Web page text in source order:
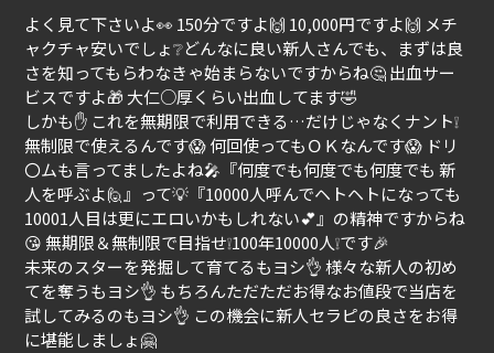
よく見て下さいよ👀 150分ですよ🙌 10,000円ですよ🙌 メチ
ャクチャ安いでしょ❔どんなに良い新人さんでも、まずは良
さを知ってもらわなきゃ始まらないですからね🤔 出血サー
ビスですよ🎁 大仁○厚くらい出血してます🤣
しかも✋ これを無期限で利用できる…だけじゃなくナント❕
無制限で使えるんです😱 何回使ってもＯＫなんです😱 ドリ
〇ムも言ってましたよね🎤『何度でも何度でも何度でも 新
人を呼ぶよ🙋』って💡『10000人呼んでヘトヘトになっても
10001人目は更にエロいかもしれない💕』の精神ですからね
😘 無期限＆無制限で目指せ❕100年10000人❕です🎉
未来のスターを発掘して育てるもヨシ👌 様々な新人の初め
てを奪うもヨシ👌 もちろんただただお得なお値段で当店を
試してみるのもヨシ👌 この機会に新人セラピの良さをお得
に堪能しましょ🤗